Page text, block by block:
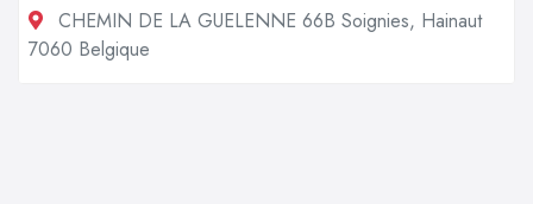
CHEMIN DE LA GUELENNE 66B Soignies, Hainaut
7060 Belgique